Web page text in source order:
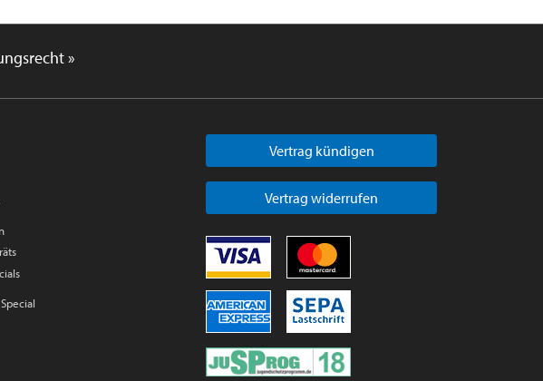
»
Vertrag kündigen
Vertrag widerrufen